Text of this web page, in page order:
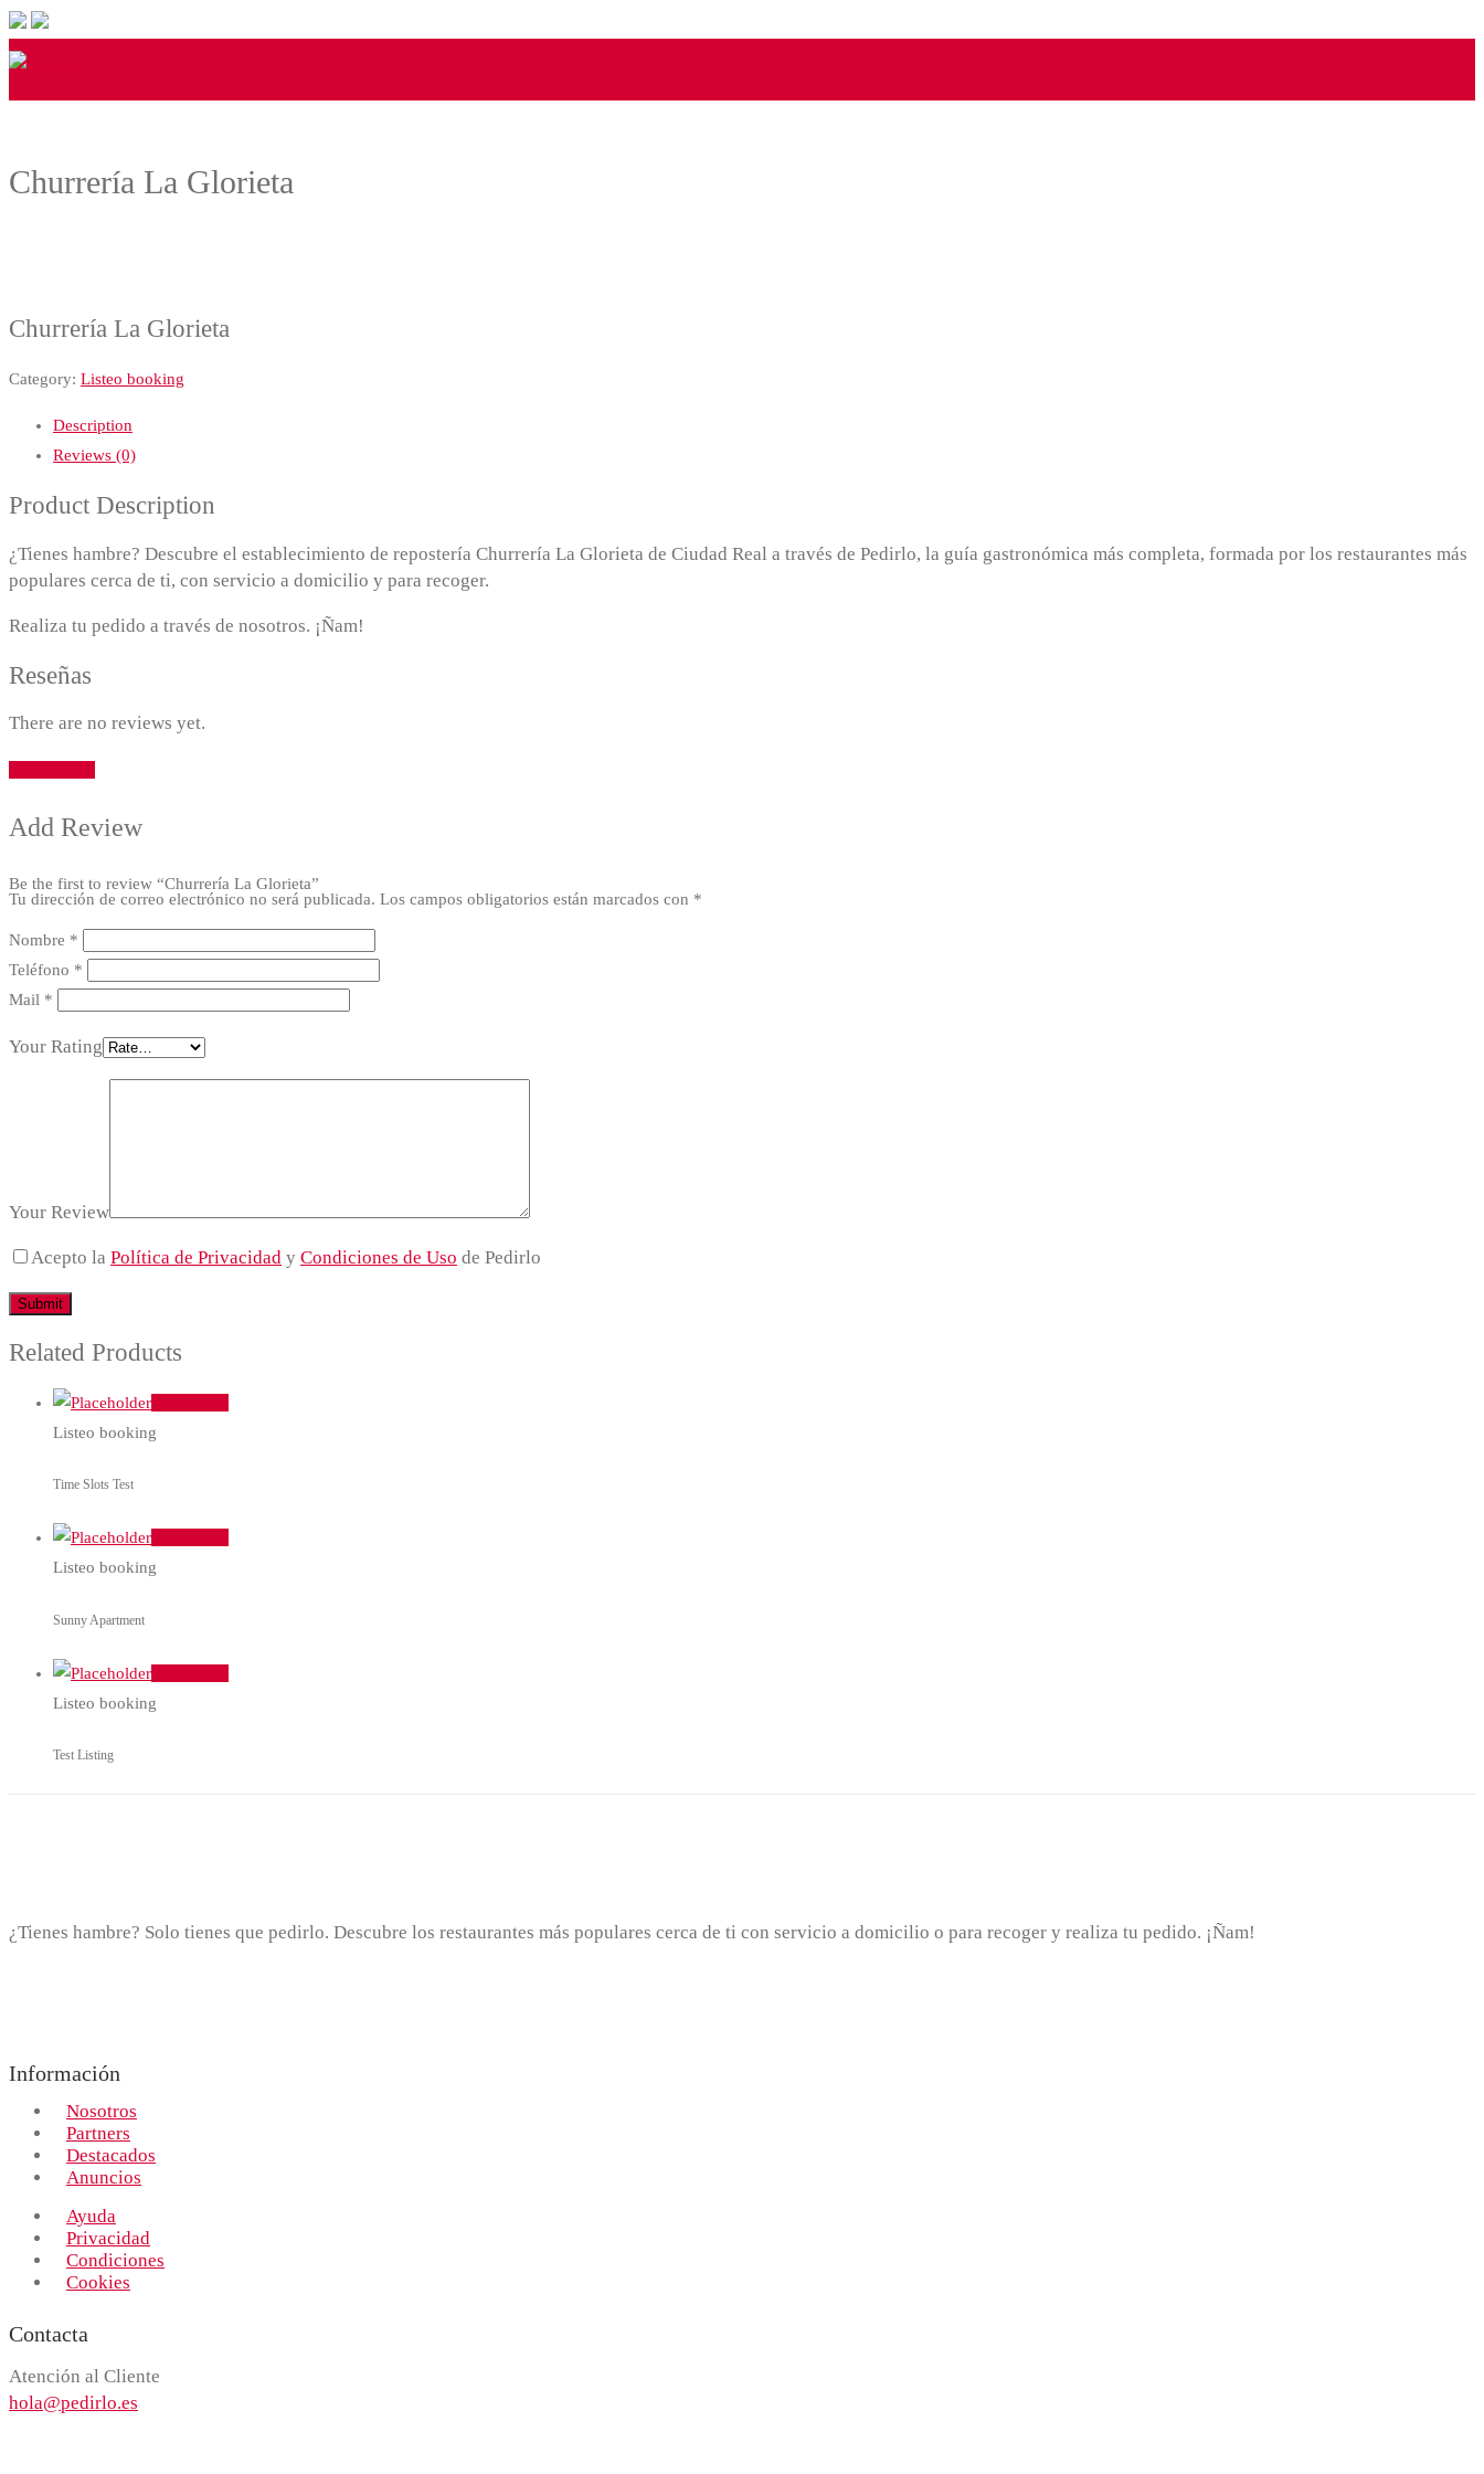
Churrería La Glorieta
Churrería La Glorieta
Category: Listeo booking
Description
Reviews (0)
Product Description
¿Tienes hambre? Descubre el establecimiento de repostería Churrería La Glorieta de Ciudad Real a través de Pedirlo, la guía gastronómica más completa, formada por los restaurantes más
populares cerca de ti, con servicio a domicilio y para recoger.
Realiza tu pedido a través de nosotros. ¡Ñam!
Reseñas
There are no reviews yet.
Add Review
Be the first to review “Churrería La Glorieta”
Tu dirección de correo electrónico no será publicada. Los campos obligatorios están marcados con *
Nombre *
Teléfono *
Mail *
Your Rating
Your Review
Acepto la Política de Privacidad y Condiciones de Uso de Pedirlo
Related Products
Listeo booking
Time Slots Test
Listeo booking
Sunny Apartment
Listeo booking
Test Listing
¿Tienes hambre? Solo tienes que pedirlo. Descubre los restaurantes más populares cerca de ti con servicio a domicilio o para recoger y realiza tu pedido. ¡Ñam!
Información
Nosotros
Partners
Destacados
Anuncios
Ayuda
Privacidad
Condiciones
Cookies
Contacta
Atención al Cliente
hola@pedirlo.es